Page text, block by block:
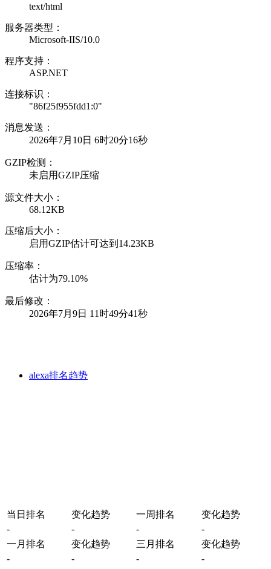
text/html
服务器类型：
Microsoft-IIS/10.0
程序支持：
ASP.NET
连接标识：
"86f25f955fdd1:0"
消息发送：
2026年7月10日 6时20分16秒
GZIP检测：
未启用GZIP压缩
源文件大小：
68.12KB
压缩后大小：
启用GZIP估计可达到14.23KB
压缩率：
估计为79.10%
最后修改：
2026年7月9日 11时49分41秒
alexa排名趋势
当日排名 变化趋势 一周排名
变化趋势
-
- -
-
一月排名
变化趋势 三月排名
变化趋势
-
- - -